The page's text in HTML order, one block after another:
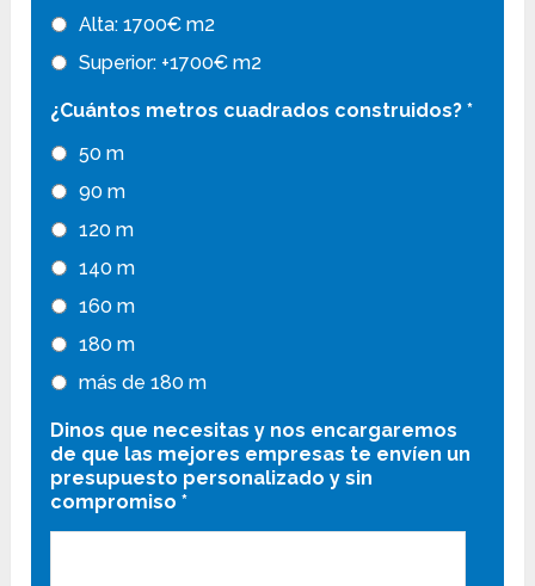
Alta: 1700€ m2
Superior: +1700€ m2
¿Cuántos metros cuadrados construidos? *
50 m
90 m
120 m
140 m
160 m
180 m
más de 180 m
Dinos que necesitas y nos encargaremos
de que las mejores empresas te envíen un
presupuesto personalizado y sin
compromiso *